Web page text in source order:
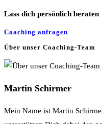
Lass dich persönlich beraten
Coaching anfragen
Über unser Coaching-Team
Martin Schirmer
Mein Name ist Martin